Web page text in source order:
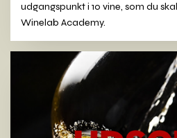
udgangspunkt i 10 vine, som du
Winelab Academy.